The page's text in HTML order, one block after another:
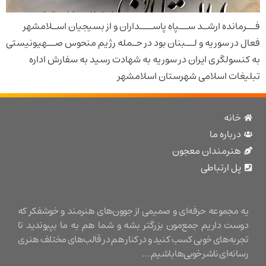
ارشـد ســپاه پاســـداران و از بسیجیان اسـلامشهر
سوریه و لــبنان بود در حـمله رژیم منحوس صــهیونیستی
ایران در سوریه به شهادت رسید به سفارش اداره
اسلامی شهرستان اسلامشهر
ما
معجون
ارتباطی
حرفه‌ای و صمیمی از جوون‌های هنرمند و خوشفکر که
داریم جمع‌مون بزرگتر بشه و شما هم به ما بپیوندید تا
خوبی کسب کنید و در کنار هم در قالب‌های مختلف هنری
ناشر خوبی‌ها باشیم …